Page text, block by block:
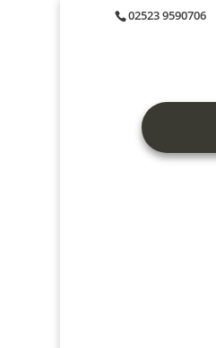
02523 9590706